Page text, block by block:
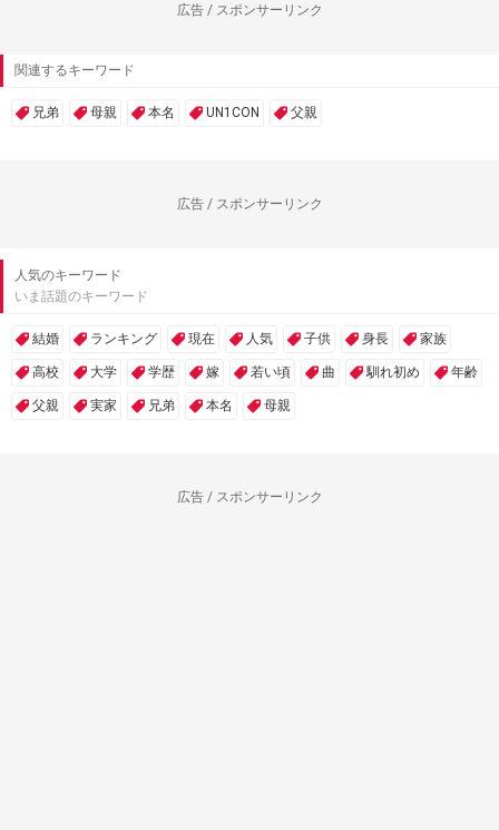
広告 / スポンサーリンク
関連するキーワード
兄弟 母親 本名 UN1CON 父親
広告 / スポンサーリンク
人気のキーワード
いま話題のキーワード
結婚 ランキング 現在 人気 子供 身長 家族
高校 大学 学歴 嫁 若い頃 曲 馴れ初め 年齢
父親 実家 兄弟 本名 母親
広告 / スポンサーリンク